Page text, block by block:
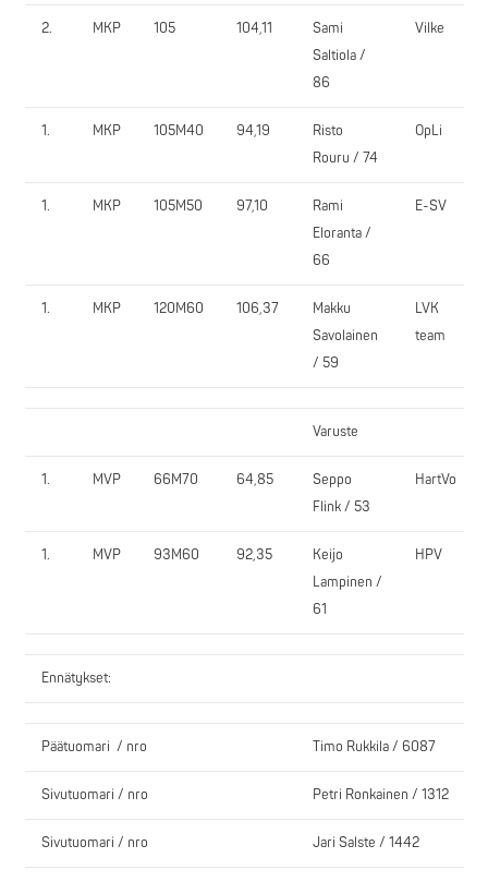
2. MKP 105 104,11
Sami
Saltiola /
86
Vilke
1. MKP 105M40 94,19
Risto
Rouru / 74
OpLi
1. MKP 105M50 97,10
Rami
Eloranta /
66
E-SV
1. MKP 120M60 106,37
Makku
Savolainen
/ 59
LVK
team
Varuste
1. MVP 66M70 64,85
Seppo
Flink / 53
HartVo
1. MVP 93M60 92,35
Keijo
Lampinen /
61
HPV
Ennätykset:
Päätuomari / nro Timo Rukkila / 6087
Sivutuomari / nro Petri Ronkainen / 1312
Sivutuomari / nro Jari Salste / 1442